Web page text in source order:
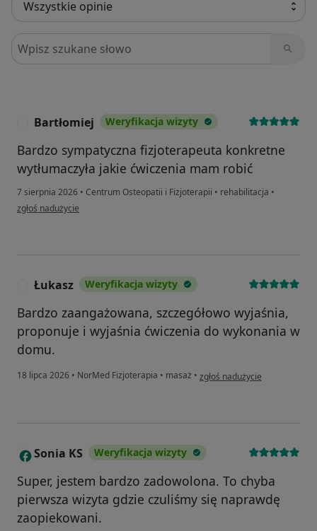
Szukaj w opiniach
Bartłomiej Weryfikacja wizyty
Bardzo sympatyczna fizjoterapeuta konkretne
wytłumaczyła jakie ćwiczenia mam robić
7 sierpnia 2026 • Centrum Osteopatii i Fizjoterapii • rehabilitacja •
w opinii użytkownika Bartłomiej
zgłoś nadużycie
Łukasz Weryfikacja wizyty
Bardzo zaangażowana, szczegółowo wyjaśnia,
proponuje i wyjaśnia ćwiczenia do wykonania w
domu.
18 lipca 2026 • NorMed Fizjoterapia • masaż • w opinii użytkownika Łukasz
zgłoś nadużycie
S Sonia KS Weryfikacja wizyty
Super, jestem bardzo zadowolona. To chyba
pierwsza wizyta gdzie czuliśmy się naprawdę
zaopiekowani.